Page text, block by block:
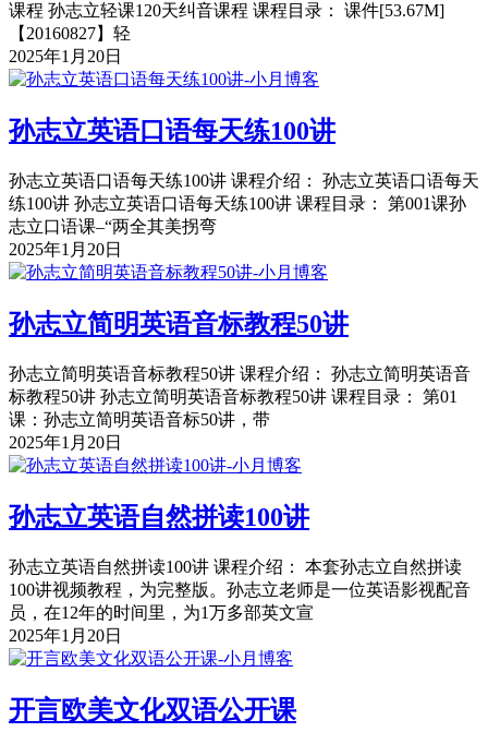
课程 孙志立轻课120天纠音课程 课程目录： 课件[53.67M]
【20160827】轻
2025年1月20日
孙志立英语口语每天练100讲
孙志立英语口语每天练100讲 课程介绍： 孙志立英语口语每天
练100讲 孙志立英语口语每天练100讲 课程目录： 第001课孙
志立口语课–“两全其美拐弯
2025年1月20日
孙志立简明英语音标教程50讲
孙志立简明英语音标教程50讲 课程介绍： 孙志立简明英语音
标教程50讲 孙志立简明英语音标教程50讲 课程目录： 第01
课：孙志立简明英语音标50讲，带
2025年1月20日
孙志立英语自然拼读100讲
孙志立英语自然拼读100讲 课程介绍： 本套孙志立自然拼读
100讲视频教程，为完整版。孙志立老师是一位英语影视配音
员，在12年的时间里，为1万多部英文宣
2025年1月20日
开言欧美文化双语公开课